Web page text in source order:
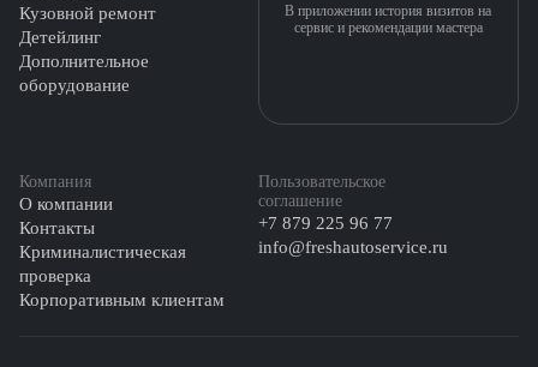
Кузовной ремонт
Детейлинг
Дополнительное
оборудование
Компания
О компании
Контакты
Криминалистическая
проверка
Корпоративным клиентам
Пользовательское
соглашение
+7 879 225 96 77
info@freshautoservice.ru
В приложении история визитов на
сервис и рекомендации мастера